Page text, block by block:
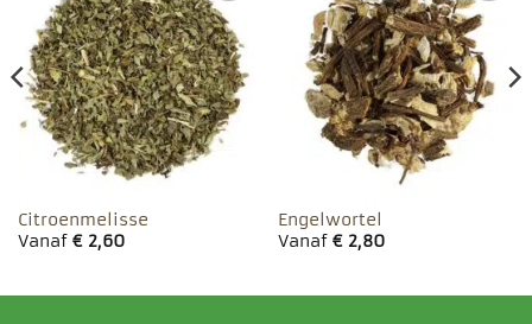
Toevoegen
aan
favorieten
Citroenmelisse
Vanaf €2,60
Toevoegen
aan
favorieten
Engelwortel
Vanaf €2,80